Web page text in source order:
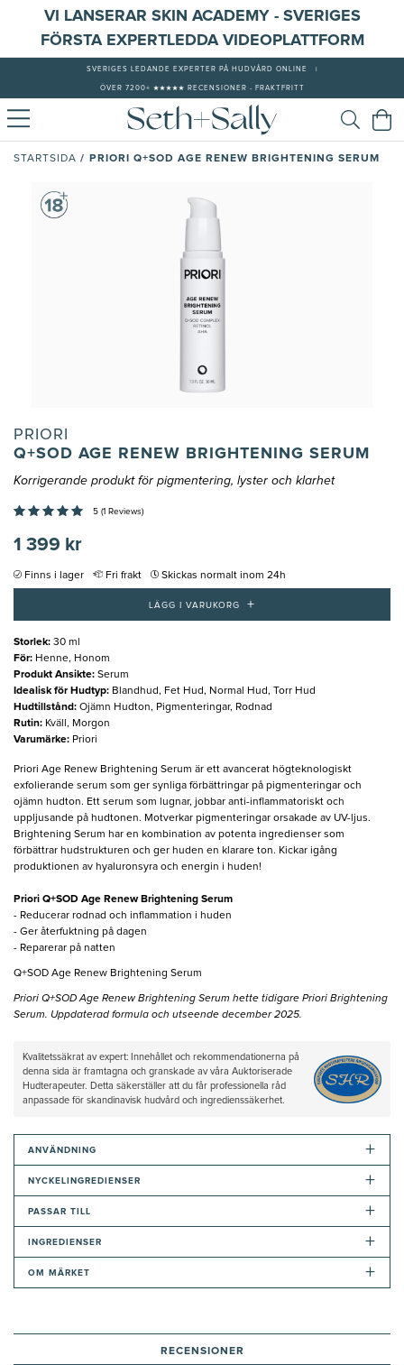
VI LANSERAR SKIN ACADEMY - SVERIGES
FÖRSTA EXPERTLEDDA VIDEOPLATTFORM
SVERIGES LEDANDE EXPERTER PÅ HUDVÅRD ONLINE
ÖVER 7200+ ★★★★★ RECENSIONER - FRAKTFRITT
STARTSIDA / PRIORI Q+SOD AGE RENEW BRIGHTENING SERUM
PRIORI
Q+SOD AGE RENEW BRIGHTENING SERUM
Korrigerande produkt för pigmentering, lyster och klarhet
5 (1 Reviews)
1 399 kr
Finns i lager Fri frakt Skickas normalt inom 24h
LÄGG I VARUKORG +
Storlek: 30 ml
För: Henne, Honom
Produkt Ansikte: Serum
Idealisk för Hudtyp: Blandhud, Fet Hud, Normal Hud, Torr Hud
Hudtillstånd: Ojämn Hudton, Pigmenteringar, Rodnad
Rutin: Kväll, Morgon
Varumärke: Priori
Priori Age Renew Brightening Serum är ett avancerat högteknologiskt
exfolierande serum som ger synliga förbättringar på pigmenteringar och
ojämn hudton. Ett serum som lugnar, jobbar anti-inflammatoriskt och
uppljusande på hudtonen. Motverkar pigmenteringar orsakade av UV-ljus.
Brightening Serum har en kombination av potenta ingredienser som
förbättrar hudstrukturen och ger huden en klarare ton. Kickar igång
produktionen av hyaluronsyra och energin i huden!
Priori Q+SOD Age Renew Brightening Serum
- Reducerar rodnad och inflammation i huden
- Ger återfuktning på dagen
- Reparerar på natten
Q+SOD Age Renew Brightening Serum
Priori Q+SOD Age Renew Brightening Serum hette tidigare Priori Brightening
Serum. Uppdaterad formula och utseende december 2025.
Kvalitetssäkrat av expert: Innehållet och rekommendationerna på
denna sida är framtagna och granskade av våra Auktoriserade
Hudterapeuter. Detta säkerställer att du får professionella råd
anpassade för skandinavisk hudvård och ingredienssäkerhet.
ANVÄNDNING +
NYCKELINGREDIENSER +
PASSAR TILL +
INGREDIENSER +
OM MÄRKET +
RECENSIONER